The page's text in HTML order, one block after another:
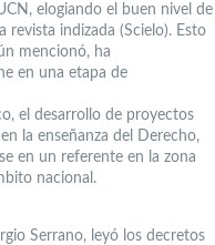
elogiando el buen nivel de
indizada (Scielo). Esto
mencionó, ha
en una etapa de
el desarrollo de proyectos
la enseñanza del Derecho,
en un referente en la zona
nacional.
Serrano, leyó los decretos